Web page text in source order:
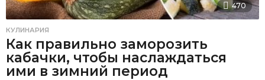
470
КУЛИНАРИЯ
Как правильно заморозить
кабачки, чтобы наслаждаться
ими в зимний период